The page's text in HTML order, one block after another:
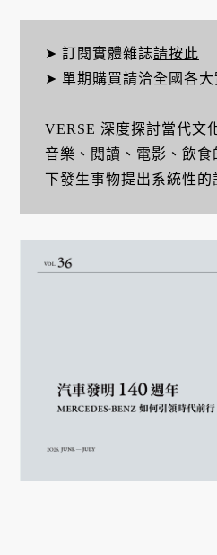
➤ 訂閱實體雜誌請按此
➤ 單期購買請洽全國各
VERSE 深度探討當代文
音樂、閱讀、電影、飲
下發生事物提出系統性的